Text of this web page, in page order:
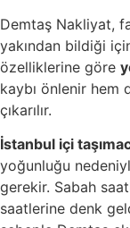
Demtaş Nakliyat,
yakından bildiği
özelliklerine göre
kaybı önlenir hem
çıkarılır.
İstanbul içi
yoğunluğu
gerekir. Sabah
saatlerine denk